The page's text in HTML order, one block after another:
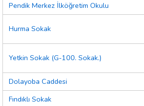
Pendik Merkez İlköğretim Okulu
Hurma Sokak
Yetkin Sokak (G-100. Sokak.)
Dolayoba Caddesi
Fındıklı Sokak